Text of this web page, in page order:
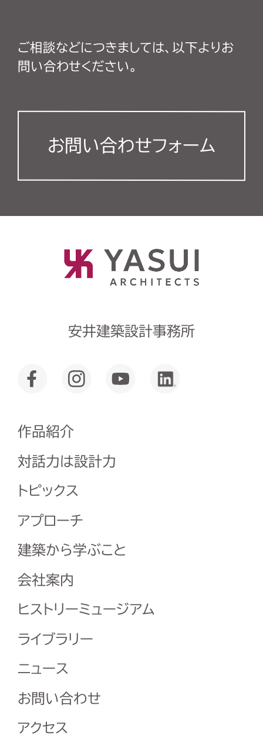
ご相談などにつきましては、以下よりお
問い合わせください。
お問い合わせフォーム
安井建築設計事務所
作品紹介
対話力は設計力
トピックス
アプローチ
建築から学ぶこと
会社案内
ヒストリーミュージアム
ライブラリー
ニュース
お問い合わせ
アクセス